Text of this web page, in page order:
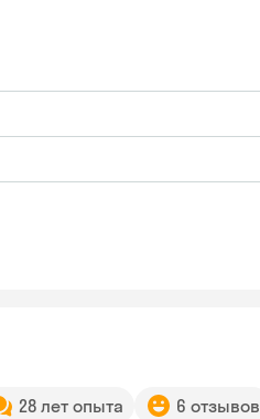
28 лет опыта 6 отзывов